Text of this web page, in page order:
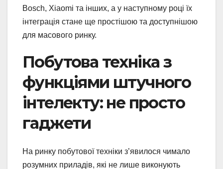
Bosch, Xiaomi та інших, а у наступному році їх
інтеграція стане ще простішою та доступнішою
для масового ринку.
Побутова техніка з
функціями штучного
інтелекту: не просто
гаджети
На ринку побутової техніки з’явилося чимало
розумних приладів, які не лише виконують